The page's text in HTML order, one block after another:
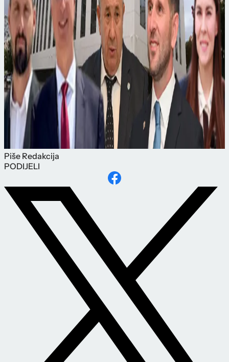
Piše Redakcija
PODIJELI